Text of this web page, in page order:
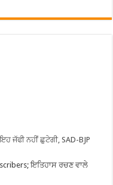
ਜੱਫੀ ਨਹੀਂ ਛੁਟੇਗੀ, SAD-BJP
ਇਤਿਹਾਸ ਰਚਣ ਵਾਲੇ